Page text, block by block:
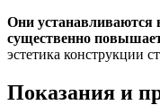
Они устанавливаются
существенно
эстетика конструкции
Показания и